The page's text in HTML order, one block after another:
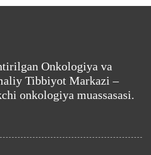
Onkologiya va
Tibbiyot Markazi –
onkologiya muassasasi.